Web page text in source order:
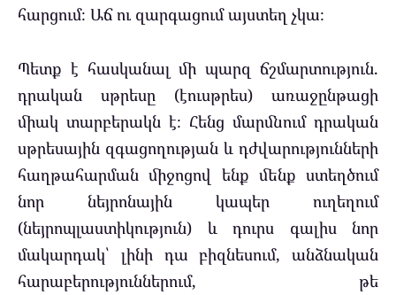
հարցում։ Աճ ու զարգացում այստեղ չկա։
Պետք է հասկանալ մի պարզ ճշմարտություն.
դրական սթրեսը (էուսթրես) առաջընթացի
միակ տարբերակն է։ Հենց մարմնում դրական
սթրեսային զգացողության և դժվարությունների
հաղթահարման միջոցով ենք մենք ստեղծում
նոր նեյրոնային կապեր ուղեղում
(նեյրոպլաստիկություն) և դուրս գալիս նոր
մակարդակ՝ լինի դա բիզնեսում, անձնական
հարաբերություններում, թե